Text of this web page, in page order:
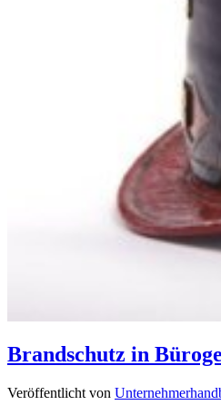
Brandschutz in
Veröffentlicht von